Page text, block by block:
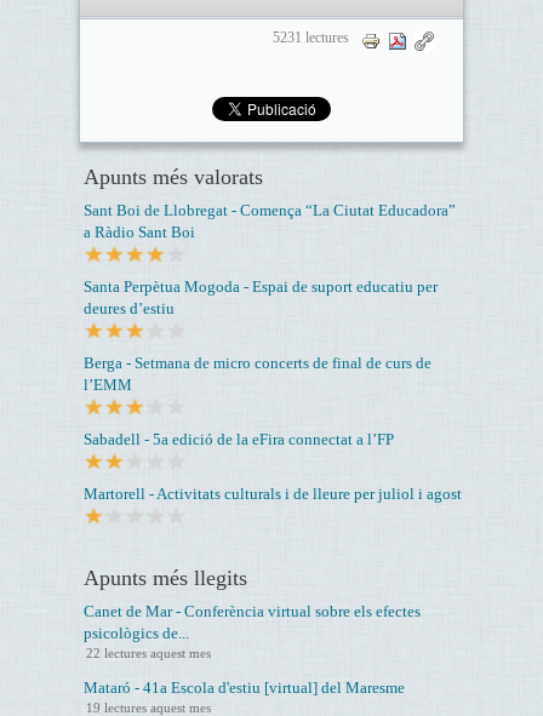
5231 lectures
Apunts més valorats
Sant Boi de Llobregat - Comença “La Ciutat Educadora”
a Ràdio Sant Boi
Santa Perpètua Mogoda - Espai de suport educatiu per
deures d’estiu
Berga - Setmana de micro concerts de final de curs de
l’EMM
Sabadell - 5a edició de la eFira connectat a l’FP
Martorell - Activitats culturals i de lleure per juliol i agost
Apunts més llegits
Canet de Mar - Conferència virtual sobre els efectes
psicològics de...
22 lectures aquest mes
Mataró - 41a Escola d'estiu [virtual] del Maresme
19 lectures aquest mes